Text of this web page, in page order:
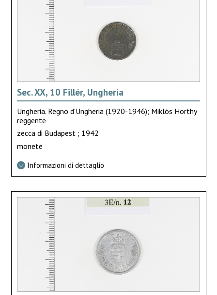
Sec. XX, 10 Fillér, Ungheria
Ungheria. Regno d'Ungheria (1920-1946); Miklós Horthy
reggente
zecca di Budapest ; 1942
monete
Informazioni di dettaglio